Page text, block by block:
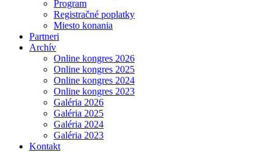
Program
Registračné poplatky
Miesto konania
Partneri
Archív
Online kongres 2026
Online kongres 2025
Online kongres 2024
Online kongres 2023
Galéria 2026
Galéria 2025
Galéria 2024
Galéria 2023
Kontakt